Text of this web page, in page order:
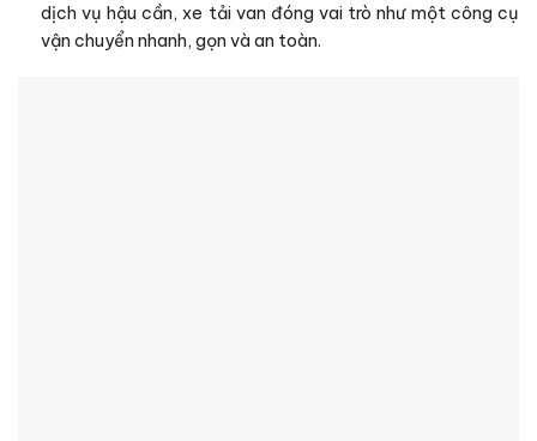
dịch vụ hậu cần, xe tải van đóng vai trò như một công cụ
vận chuyển nhanh, gọn và an toàn.